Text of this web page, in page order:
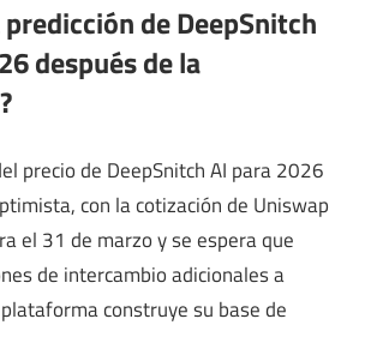
predicción de DeepSnitch
después de la
precio de DeepSnitch AI para 2026
con la cotización de Uniswap
el 31 de marzo y se espera que
de intercambio adicionales a
construye su base de